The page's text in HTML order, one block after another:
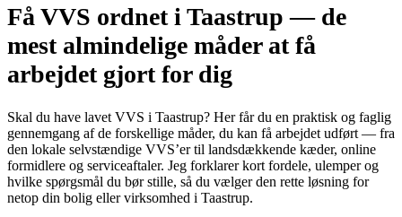
Få VVS ordnet i Taastrup — de
mest almindelige måder at få
arbejdet gjort for dig
Skal du have lavet VVS i Taastrup? Her får du en praktisk og faglig
gennemgang af de forskellige måder, du kan få arbejdet udført — fra
den lokale selvstændige VVS’er til landsdækkende kæder, online
formidlere og serviceaftaler. Jeg forklarer kort fordele, ulemper og
hvilke spørgsmål du bør stille, så du vælger den rette løsning for
netop din bolig eller virksomhed i Taastrup.